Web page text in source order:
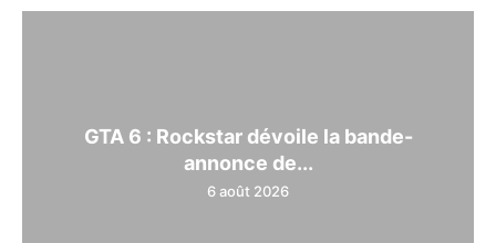
GTA 6 : Rockstar dévoile la bande-
annonce de...
6 août 2026